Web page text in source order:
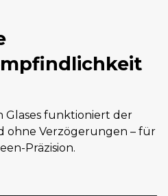
Glases funktioniert der
ohne Verzögerungen – für
Präzision.